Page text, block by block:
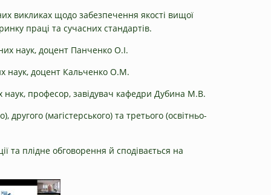
викликах щодо забезпечення якості вищої
праці та сучасних стандартів.
наук, доцент Панченко О.І.
наук, доцент Кальченко О.М.
наук, професор, завідувач кафедри Дубина М.В.
(магістерського) та третього (освітньо-
та плідне обговорення й сподівається на